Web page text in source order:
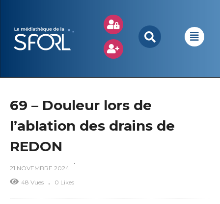
69 – Douleur lors de
l’ablation des drains de
REDON
21 NOVEMBRE 2024
48 Vues
0 Likes